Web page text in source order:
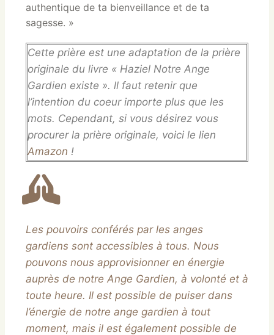
authentique de ta bienveillance et de ta
sagesse. »
Cette prière est une adaptation de la prière
originale du livre « Haziel Notre Ange
Gardien existe ». ll faut retenir que
l’intention du coeur importe plus que les
mots. Cependant, si vous désirez vous
procurer la prière originale, voici le lien
Amazon !
Les pouvoirs conférés par les anges
gardiens sont accessibles à tous. Nous
pouvons nous approvisionner en énergie
auprès de notre Ange Gardien, à volonté et à
toute heure. Il est possible de puiser dans
l’énergie de notre ange gardien à tout
moment, mais il est également possible de